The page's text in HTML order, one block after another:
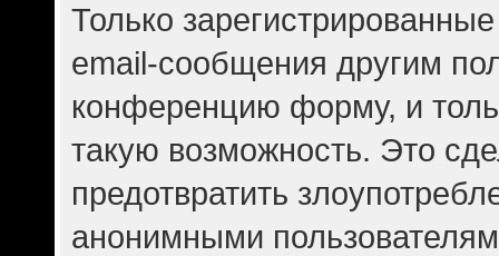
Только
email-сообщения другим
конференцию форму, и
такую возможность. Это
предотвратить
анонимными